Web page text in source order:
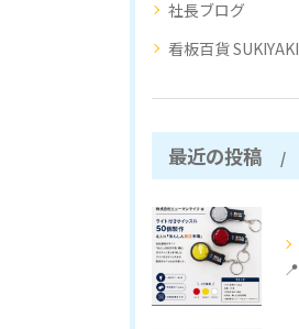
社長ブログ
看板百貨 SUKIYAKI
最近の投稿